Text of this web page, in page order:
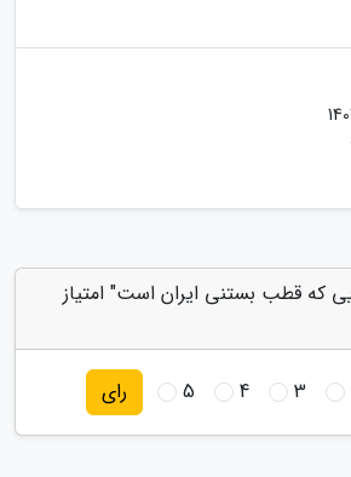
که قطب بستنی ایران است" امتیاز
3
4
5 رای